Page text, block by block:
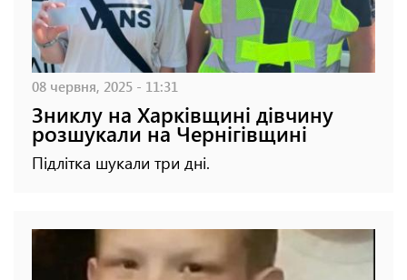
08 червня, 2025 - 11:31
Зниклу на Харківщині дівчину
розшукали на Чернігівщині
Підлітка шукали три дні.